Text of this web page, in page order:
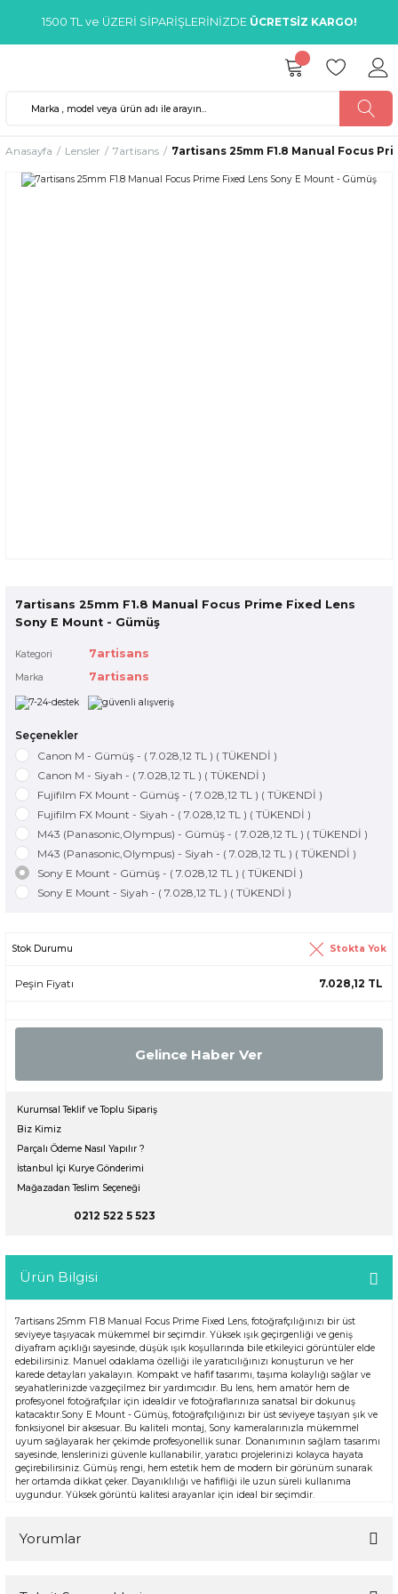
1500 TL ve ÜZERİ SİPARİŞLERİNİZDE ÜCRETSİZ KARGO!
Anasayfa Lensler 7artisans 7artisans 25mm F1.8 Manual Focus
7artisans 25mm F1.8 Manual Focus Prime Fixed Lens
Sony E Mount - Gümüş
Kategori 7artisans
Marka 7artisans
Seçenekler
Canon M - Gümüş - ( 7.028,12 TL ) ( TÜKENDİ )
Canon M - Siyah - ( 7.028,12 TL ) ( TÜKENDİ )
Fujifilm FX Mount - Gümüş - ( 7.028,12 TL ) ( TÜKENDİ )
Fujifilm FX Mount - Siyah - ( 7.028,12 TL ) ( TÜKENDİ )
M43 (Panasonic,Olympus) - Gümüş - ( 7.028,12 TL ) ( TÜKENDİ )
M43 (Panasonic,Olympus) - Siyah - ( 7.028,12 TL ) ( TÜKENDİ )
Sony E Mount - Gümüş - ( 7.028,12 TL ) ( TÜKENDİ )
Sony E Mount - Siyah - ( 7.028,12 TL ) ( TÜKENDİ )
Stok Durumu Stokta Yok
Peşin Fiyatı 7.028,12 TL
Gelince Haber Ver
Kurumsal Teklif ve Toplu Sipariş
Biz Kimiz
Parçalı Ödeme Nasıl Yapılır ?
İstanbul İçi Kurye Gönderimi
Mağazadan Teslim Seçeneği
0212 522 5 523
Ürün Bilgisi
7artisans 25mm F1.8 Manual Focus Prime Fixed Lens, fotoğrafçılığınızı bir üst
seviyeye taşıyacak mükemmel bir seçimdir. Yüksek ışık geçirgenliği ve geniş
diyafram açıklığı sayesinde, düşük ışık koşullarında bile etkileyici görüntüler elde
edebilirsiniz. Manuel odaklama özelliği ile yaratıcılığınızı konuşturun ve her
karede detayları yakalayın. Kompakt ve hafif tasarımı, taşıma kolaylığı sağlar ve
seyahatlerinizde vazgeçilmez bir yardımcıdır. Bu lens, hem amatör hem de
profesyonel fotoğrafçılar için idealdir ve fotoğraflarınıza sanatsal bir dokunuş
katacaktır.Sony E Mount - Gümüş, fotoğrafçılığınızı bir üst seviyeye taşıyan şık ve
fonksiyonel bir aksesuar. Bu kaliteli montaj, Sony kameralarınızla mükemmel
uyum sağlayarak her çekimde profesyonellik sunar. Donanımının sağlam tasarımı
sayesinde, lenslerinizi güvenle kullanabilir, yaratıcı projelerinizi kolayca hayata
geçirebilirsiniz. Gümüş rengi, hem estetik hem de modern bir görünüm sunarak
her ortamda dikkat çeker. Dayanıklılığı ve hafifliği ile uzun süreli kullanıma
uygundur. Yüksek görüntü kalitesi arayanlar için ideal bir seçimdir.
Yorumlar